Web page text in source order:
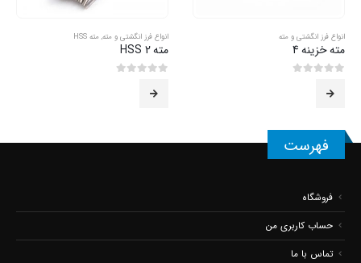
انواع فرز انگشتی و مته
مته خزینه 4
انواع فرز انگشتی و مته, مته HSS
مته 2 HSS
فهرست
فروشگاه
حساب کاربری من
تماس با ما